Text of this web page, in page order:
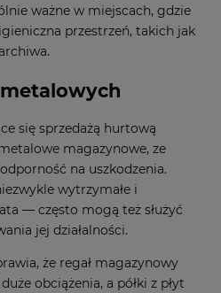
ważne w miejscach, gdzie
przestrzeń, takich jak
się sprzedażą hurtową
magazynowe, ze
na uszkodzenia.
wytrzymałe i
— często mogą też służyć
jej działalności.
że regał magazynowy
obciążenia, a półki z płyt